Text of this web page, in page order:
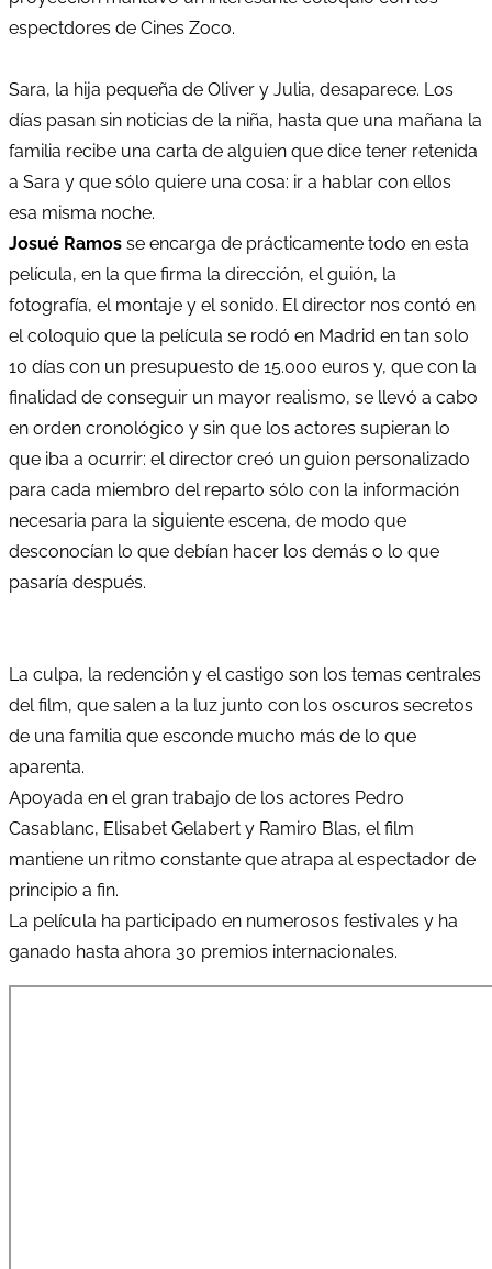
espectdores de Cines Zoco.
Sara, la hija pequeña de Oliver y Julia, desaparece. Los
días pasan sin noticias de la niña, hasta que una mañana la
familia recibe una carta de alguien que dice tener retenida
a Sara y que sólo quiere una cosa: ir a hablar con ellos
esa misma noche.
Josué Ramos se encarga de prácticamente todo en esta
película, en la que firma la dirección, el guión, la
fotografía, el montaje y el sonido. El director nos contó en
el coloquio que la película se rodó en Madrid en tan solo
10 días con un presupuesto de 15.000 euros y, que con la
finalidad de conseguir un mayor realismo, se llevó a cabo
en orden cronológico y sin que los actores supieran lo
que iba a ocurrir: el director creó un guion personalizado
para cada miembro del reparto sólo con la información
necesaria para la siguiente escena, de modo que
desconocían lo que debían hacer los demás o lo que
pasaría después.
La culpa, la redención y el castigo son los temas centrales
del film, que salen a la luz junto con los oscuros secretos
de una familia que esconde mucho más de lo que
aparenta.
Apoyada en el gran trabajo de los actores Pedro
Casablanc, Elisabet Gelabert y Ramiro Blas, el film
mantiene un ritmo constante que atrapa al espectador de
principio a fin.
La película ha participado en numerosos festivales y ha
ganado hasta ahora 30 premios internacionales.